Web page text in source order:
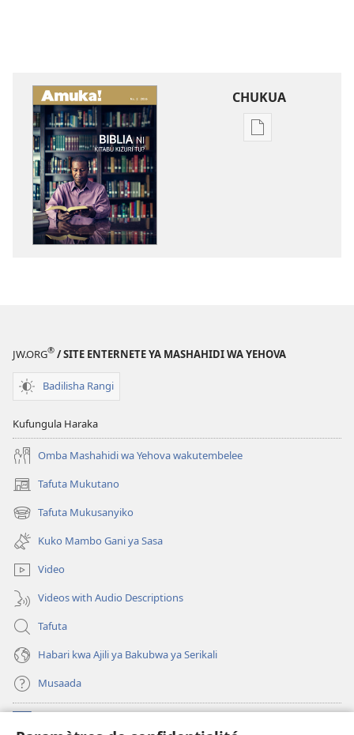
CHUKUA
Njia
JW.ORG® / SITE ENTERNETE YA MASHAHIDI WA YEHOVA
Badilisha Rangi
Kufungula Haraka
Omba Mashahidi wa Yehova wakutembelee
Tafuta Mukutano
(opens
new
window)
Tafuta Mukusanyiko
(opens
new
window)
Kuko Mambo Gani ya Sasa
Video
Videos with Audio Descriptions
Tafuta
Habari kwa Ajili ya Bakubwa ya Serikali
Musaada
(opens